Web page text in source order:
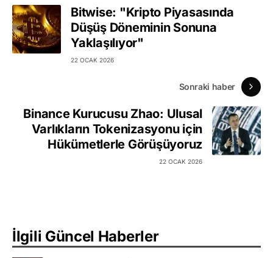
Bitwise: "Kripto Piyasasında
Düşüş Döneminin Sonuna
Yaklaşılıyor"
22 OCAK 2026
Sonraki haber
Binance Kurucusu Zhao: Ulusal
Varlıkların Tokenizasyonu için
Hükümetlerle Görüşüyoruz
22 OCAK 2026
İlgili Güncel Haberler